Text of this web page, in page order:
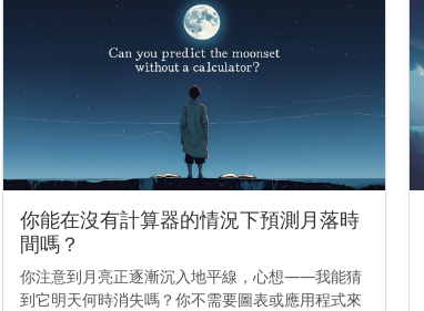
你能在沒有計算器的情況下預測月落時
間嗎？
你注意到月亮正逐漸沉入地平線，心想——我能猜
到它明天何時消失嗎？你不需要圖表或應用程式來